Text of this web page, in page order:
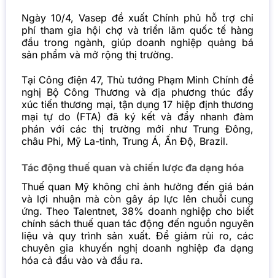
Ngày 10/4, Vasep đề xuất Chính phủ hỗ trợ chi
phí tham gia hội chợ và triển lãm quốc tế hàng
đầu trong ngành, giúp doanh nghiệp quảng bá
sản phẩm và mở rộng thị trường.
Tại Công điện 47, Thủ tướng Phạm Minh Chính đề
nghị Bộ Công Thương và địa phương thúc đẩy
xúc tiến thương mại, tận dụng 17 hiệp định thương
mại tự do (FTA) đã ký kết và đẩy nhanh đàm
phán với các thị trường mới như Trung Đông,
châu Phi, Mỹ La-tinh, Trung Á, Ấn Độ, Brazil.
Tác động thuế quan và chiến lược đa dạng hóa
Thuế quan Mỹ không chỉ ảnh hưởng đến giá bán
và lợi nhuận mà còn gây áp lực lên chuỗi cung
ứng. Theo Talentnet, 38% doanh nghiệp cho biết
chính sách thuế quan tác động đến nguồn nguyên
liệu và quy trình sản xuất. Để giảm rủi ro, các
chuyên gia khuyến nghị doanh nghiệp đa dạng
hóa cả đầu vào và đầu ra.